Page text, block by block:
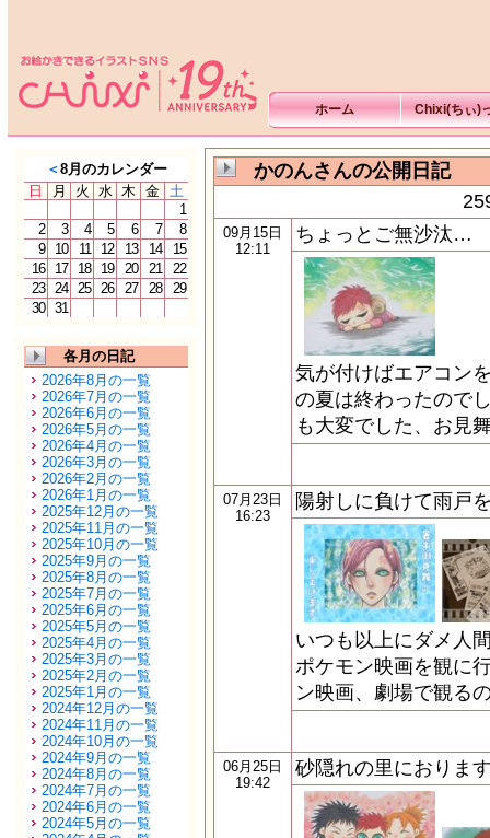
ホーム Chixi(ちぃ)
＜8月のカレンダー
日
月 火 水 木 金 土
1
2
3 4 5 6 7
8
9
10 11 12 13 14
15
16
17 18 19 20 21
22
23 24 25 26 27 28
29
30 31
各月の日記
2026年8月の一覧
2026年7月の一覧
2026年6月の一覧
2026年5月の一覧
2026年4月の一覧
2026年3月の一覧
2026年2月の一覧
2026年1月の一覧
2025年12月の一覧
2025年11月の一覧
2025年10月の一覧
2025年9月の一覧
2025年8月の一覧
2025年7月の一覧
2025年6月の一覧
2025年5月の一覧
2025年4月の一覧
2025年3月の一覧
2025年2月の一覧
2025年1月の一覧
2024年12月の一覧
2024年11月の一覧
2024年10月の一覧
2024年9月の一覧
2024年8月の一覧
2024年7月の一覧
2024年6月の一覧
2024年5月の一覧
かのんさんの公開日記
09月15日
12:11
ちょっとご無沙汰…
気が付けばエアコン
の夏は終わったので
も大変でした、お見
07月23日
16:23
陽射しに負けて雨戸
いつも以上にダメ人
ポケモン映画を観に
ン映画、劇場で観る
06月25日
19:42
砂隠れの里におりま